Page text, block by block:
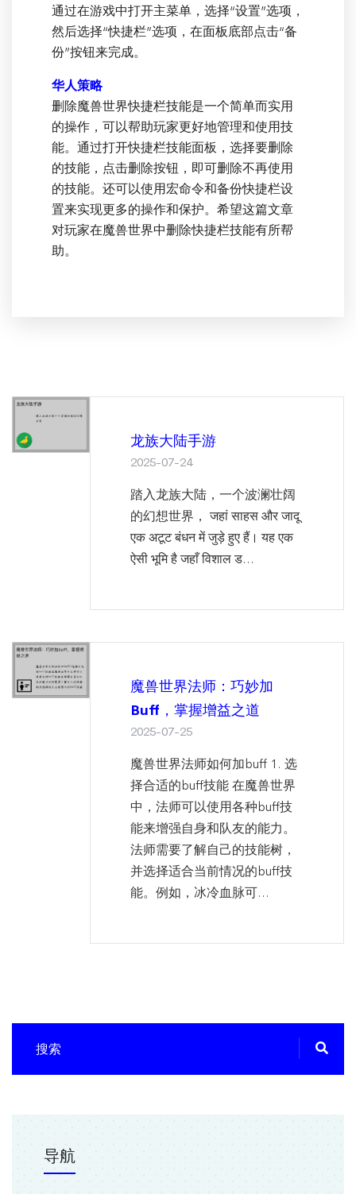
通过在游戏中打开主菜单，选择“设置”选项，
然后选择“快捷栏”选项，在面板底部点击“备
份”按钮来完成。
华人策略
删除魔兽世界快捷栏技能是一个简单而实用
的操作，可以帮助玩家更好地管理和使用技
能。通过打开快捷栏技能面板，选择要删除
的技能，点击删除按钮，即可删除不再使用
的技能。还可以使用宏命令和备份快捷栏设
置来实现更多的操作和保护。希望这篇文章
对玩家在魔兽世界中删除快捷栏技能有所帮
助。
龙族大陆手游
2025-07-24
踏入龙族大陆，一个波澜壮阔
的幻想世界， जहां साहस और जादू
एक अटूट बंधन में जुड़े हुए हैं। यह एक
ऐसी भूमि है जहाँ विशाल ड...
魔兽世界法师：巧妙加
Buff，掌握增益之道
2025-07-25
魔兽世界法师如何加buff 1. 选
择合适的buff技能 在魔兽世界
中，法师可以使用各种buff技
能来增强自身和队友的能力。
法师需要了解自己的技能树，
并选择适合当前情况的buff技
能。例如，冰冷血脉可...
导航